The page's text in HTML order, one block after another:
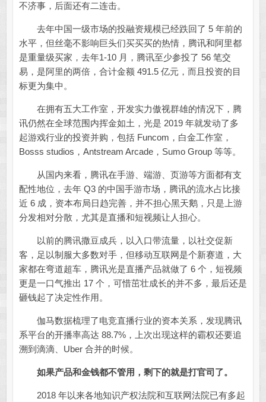
不济事，后面还有二连击。
去年中国一级市场的投融资规模已经跌回了 5 年前的
水平，但丝毫不影响巨头们买买买的热情，腾讯和阿里都
是重量级买家，去年1-10 月，腾讯至少参投了 56 笔交
易，是阿里的两倍，合计金额 491.5 亿元，而且投资的目
标更为集中。
在拥有五大工作室，开发实力傲视群雄的情况下，腾
讯仍然在全球范围内挥金如土，光是 2019 年就发动了多
起游戏行业的投资并购，包括 Funcom，白金工作室，
Bosss studios，Antstream Arcade，Sumo Group 等等。
从国内来看，腾讯在手游、端游、页游等方面都有支
配性地位，去年 Q3 的中国手游市场，腾讯的流水占比接
近 6 成，资本布局日趋完善，并不担心黑天鹅，只是上游
分发相对分散，尤其是直播和短视频让人担心。
以前的腾讯撒豆成兵，以入口带流量，以社交促新
客，足以制服大多数对手，但移动互联网是个新赛道，大
家都在弯道超车，腾讯光是直播产品就做了 6 个，短视频
更是一口气推出 17 个，可惜茁壮成长的并不多，最后还是
砸钱起了决定性作用。
伽马数据梳理了电竞直播行业的资本关系，发现腾讯
系平台的开播率高达 88.7%，上次出现这样的霸权还要追
溯到滴滴、Uber 合并的时候。
如果产品和金钱都不管用，剩下的就是打官司了。
2018 年以来各地知识产权法院和互联网法院已有多起